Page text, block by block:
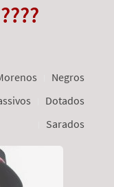
Negros
Dotados
Sarados